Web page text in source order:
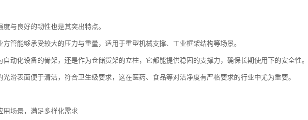
度与良好的韧性也是其突出特点。
方管能够承受较大的压力与重量，适用于重型机械支撑、工业框架结构等场景。
自动化设备的骨架，还是作为仓储货架的立柱，它都能提供稳固的支撑力，确保长期使用下的安全性。
光滑表面便于清洁，符合卫生级要求，这在医药、食品等对洁净度有严格要求的行业中尤为重要。
用场景，满足多样化需求